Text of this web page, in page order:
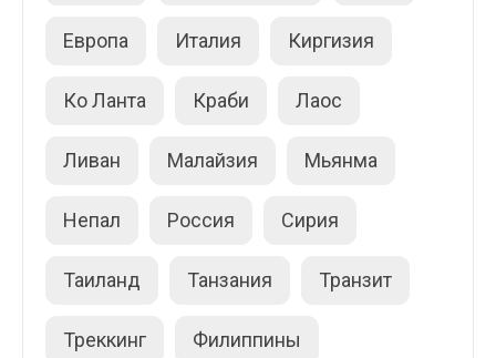
Европа Италия Киргизия
Ко Ланта Краби Лаос
Ливан Малайзия Мьянма
Непал Россия Сирия
Таиланд Танзания Транзит
Треккинг Филиппины